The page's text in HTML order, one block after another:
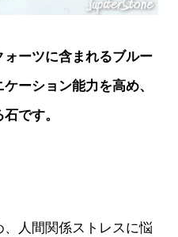
ーツに含まれるブルー
ーション能力を高め、
です。
人間関係ストレスに悩